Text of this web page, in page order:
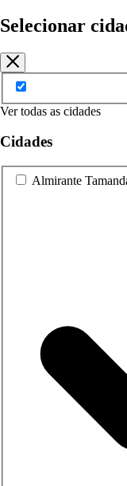
Selecionar
Ver todas as cidades
Cidades
Almirante